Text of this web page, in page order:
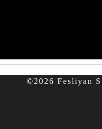
©2026 Fesliyan